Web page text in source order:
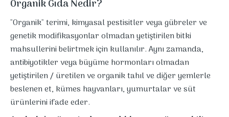
Organik Gıda Nedir?
"Organik" terimi, kimyasal pestisitler veya gübreler ve
genetik modifikasyonlar olmadan yetiştirilen bitki
mahsullerini belirtmek için kullanılır. Aynı zamanda,
antibiyotikler veya büyüme hormonları olmadan
yetiştirilen / üretilen ve organik tahıl ve diğer yemlerle
beslenen et, kümes hayvanları, yumurtalar ve süt
ürünlerini ifade eder.